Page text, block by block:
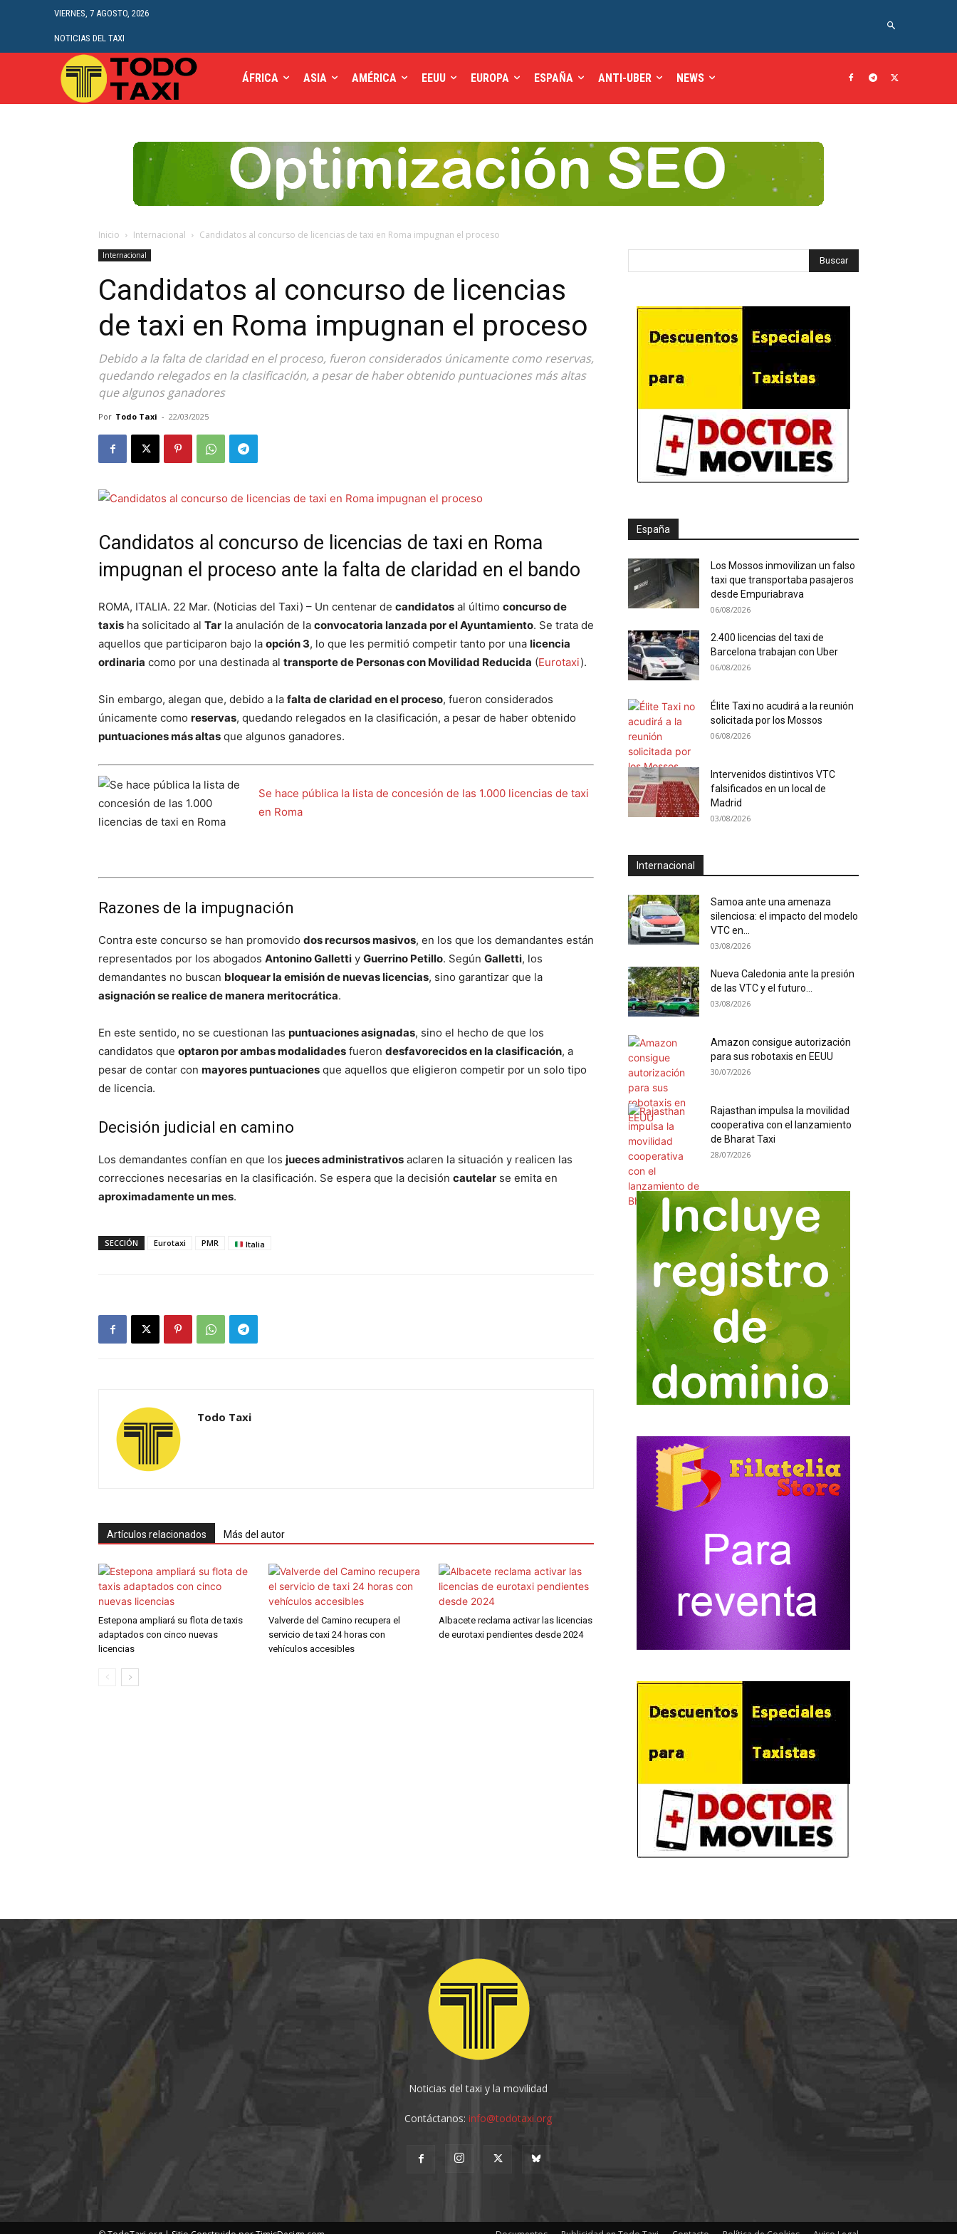
VIERNES, 7 AGOSTO, 2026
NOTICIAS DEL TAXI
ÁFRICA ASIA AMÉRICA EEUU EUROPA ESPAÑA ANTI-UBER NEWS
Inicio Internacional Candidatos al concurso de licencias de taxi en Roma impugnan el proceso
Internacional
Candidatos al concurso de licencias
de taxi en Roma impugnan el proceso
Debido a la falta de claridad en el proceso, fueron considerados únicamente como reservas,
quedando relegados en la clasificación, a pesar de haber obtenido puntuaciones más altas
que algunos ganadores
Por Todo Taxi - 22/03/2025
Candidatos al concurso de licencias de taxi en Roma
impugnan el proceso ante la falta de claridad en el bando
ROMA, ITALIA. 22 Mar. (Noticias del Taxi) – Un centenar de candidatos al último concurso de
taxis ha solicitado al Tar la anulación de la convocatoria lanzada por el Ayuntamiento. Se trata de
aquellos que participaron bajo la opción 3, lo que les permitió competir tanto por una licencia
ordinaria como por una destinada al transporte de Personas con Movilidad Reducida (Eurotaxi).
Sin embargo, alegan que, debido a la falta de claridad en el proceso, fueron considerados
únicamente como reservas, quedando relegados en la clasificación, a pesar de haber obtenido
puntuaciones más altas que algunos ganadores.
Se hace pública la lista de concesión de las 1.000 licencias de taxi
en Roma
Razones de la impugnación
Contra este concurso se han promovido dos recursos masivos, en los que los demandantes están
representados por los abogados Antonino Galletti y Guerrino Petillo. Según Galletti, los
demandantes no buscan bloquear la emisión de nuevas licencias, sino garantizar que la
asignación se realice de manera meritocrática.
En este sentido, no se cuestionan las puntuaciones asignadas, sino el hecho de que los
candidatos que optaron por ambas modalidades fueron desfavorecidos en la clasificación, a
pesar de contar con mayores puntuaciones que aquellos que eligieron competir por un solo tipo
de licencia.
Decisión judicial en camino
Los demandantes confían en que los jueces administrativos aclaren la situación y realicen las
correcciones necesarias en la clasificación. Se espera que la decisión cautelar se emita en
aproximadamente un mes.
SECCIÓN Eurotaxi PMR Italia
Todo Taxi
Artículos relacionados Más del autor
Estepona ampliará su flota de taxis
adaptados con cinco nuevas
licencias
Valverde del Camino recupera el
servicio de taxi 24 horas con
vehículos accesibles
Albacete reclama activar las licencias
de eurotaxi pendientes desde 2024
España
Los Mossos inmovilizan un falso
taxi que transportaba pasajeros
desde Empuriabrava
06/08/2026
2.400 licencias del taxi de
Barcelona trabajan con Uber
06/08/2026
Élite Taxi no acudirá a la reunión
solicitada por los Mossos
06/08/2026
Intervenidos distintivos VTC
falsificados en un local de
Madrid
03/08/2026
Internacional
Samoa ante una amenaza
silenciosa: el impacto del modelo
VTC en...
03/08/2026
Nueva Caledonia ante la presión
de las VTC y el futuro...
03/08/2026
Amazon consigue autorización
para sus robotaxis en EEUU
30/07/2026
Rajasthan impulsa la movilidad
cooperativa con el lanzamiento
de Bharat Taxi
28/07/2026
Noticias del taxi y la movilidad
Contáctanos:info@todotaxi.org